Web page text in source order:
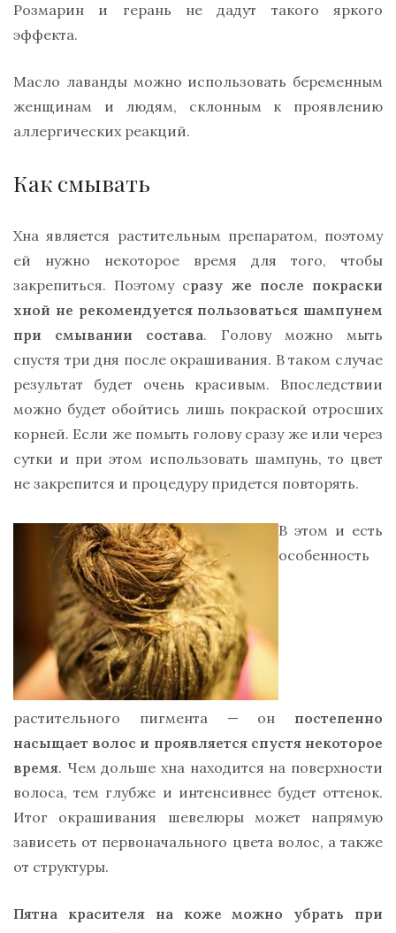
Розмарин и герань не дадут такого яркого
эффекта.
Масло лаванды можно использовать беременным
женщинам и людям, склонным к проявлению
аллергических реакций.
Как смывать
Хна является растительным препаратом, поэтому
ей нужно некоторое время для того, чтобы
закрепиться. Поэтому сразу же после покраски
хной не рекомендуется пользоваться шампунем
при смывании состава. Голову можно мыть
спустя три дня после окрашивания. В таком случае
результат будет очень красивым. Впоследствии
можно будет обойтись лишь покраской отросших
корней. Если же помыть голову сразу же или через
сутки и при этом использовать шампунь, то цвет
не закрепится и процедуру придется повторять.
В этом и есть
особенность
растительного пигмента — он постепенно
насыщает волос и проявляется спустя некоторое
время. Чем дольше хна находится на поверхности
волоса, тем глубже и интенсивнее будет оттенок.
Итог окрашивания шевелюры может напрямую
зависеть от первоначального цвета волос, а также
от структуры.
Пятна красителя на коже можно убрать при